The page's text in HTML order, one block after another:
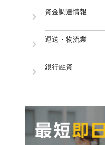
資金調達情報
運送・物流業
銀行融資